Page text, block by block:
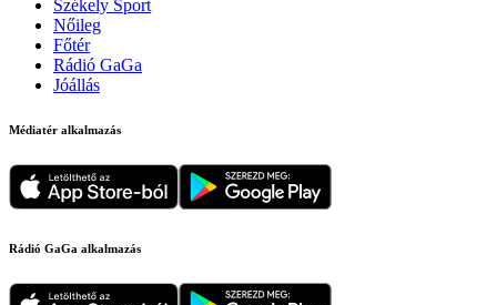
Székely Sport
Nőileg
Főtér
Rádió GaGa
Jóállás
Médiatér alkalmazás
Rádió GaGa alkalmazás